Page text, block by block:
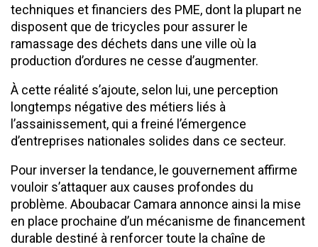
techniques et financiers des PME, dont la plupart ne
disposent que de tricycles pour assurer le
ramassage des déchets dans une ville où la
production d’ordures ne cesse d’augmenter.
À cette réalité s’ajoute, selon lui, une perception
longtemps négative des métiers liés à
l’assainissement, qui a freiné l’émergence
d’entreprises nationales solides dans ce secteur.
Pour inverser la tendance, le gouvernement affirme
vouloir s’attaquer aux causes profondes du
problème. Aboubacar Camara annonce ainsi la mise
en place prochaine d’un mécanisme de financement
durable destiné à renforcer toute la chaîne de